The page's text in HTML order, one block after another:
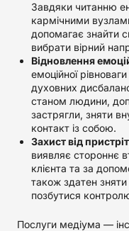
Завдяки читанню
кармічними
допомагає знайти
вибрати вірний
Відновлення
емоційної
духовних
станом людини,
застрягли, зняти
контакт із собою.
Захист від
виявляє стороннє
клієнта та за
також здатен
позбутися
Послуги медіума —